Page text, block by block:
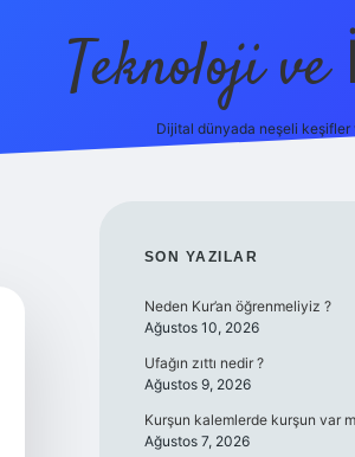
Teknoloji
Dijital dünyada neşeli keşifler
SIDEBAR
SON YAZILAR
Neden Kur’an öğrenmeliyiz ?
Ağustos 10, 2026
Ufağın zıttı nedir ?
Ağustos 9, 2026
Kurşun kalemlerde kurşun var
Ağustos 7, 2026